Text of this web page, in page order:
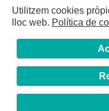
Col·legi de
Girona, n° 64-66 -
Utilitzem cookies
lloc web. Política de